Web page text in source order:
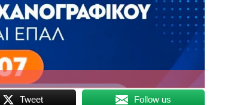
Tweet Follow us